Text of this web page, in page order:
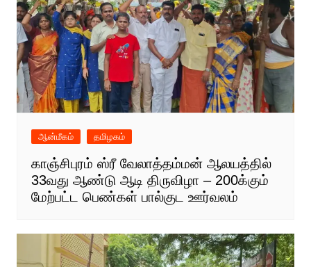
ஆன்மீகம் தமிழகம்
காஞ்சிபுரம் ஸ்ரீ வேலாத்தம்மன் ஆலயத்தில்
33வது ஆண்டு ஆடி திருவிழா – 200க்கும்
மேற்பட்ட பெண்கள் பால்குட ஊர்வலம்